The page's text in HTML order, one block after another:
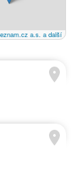
a.s. a další